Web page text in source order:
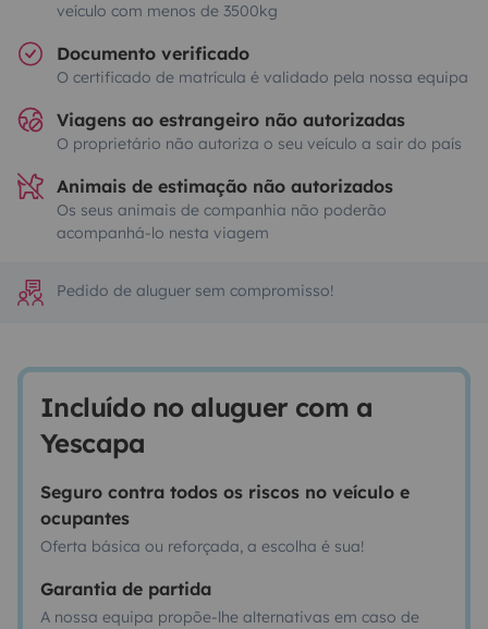
veículo com menos de 3500kg
Documento verificado
O certificado de matrícula é validado pela nossa equipa
Viagens ao estrangeiro não autorizadas
O proprietário não autoriza o seu veículo a sair do país
Animais de estimação não autorizados
Os seus animais de companhia não poderão
acompanhá-lo nesta viagem
Pedido de aluguer sem compromisso!
Incluído no aluguer com a
Yescapa
Seguro contra todos os riscos no veículo e
ocupantes
Oferta básica ou reforçada, a escolha é sua!
Garantia de partida
A nossa equipa propõe-lhe alternativas em caso de